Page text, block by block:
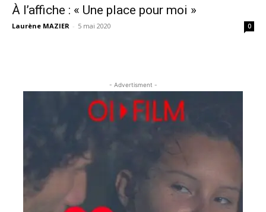
À l’affiche : « Une place pour moi »
Laurène MAZIER - 5 mai 2020 0
- Advertisment -